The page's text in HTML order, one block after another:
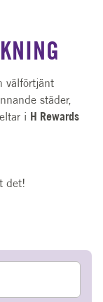
välförtjänt
städer,
i H Rewards
det!